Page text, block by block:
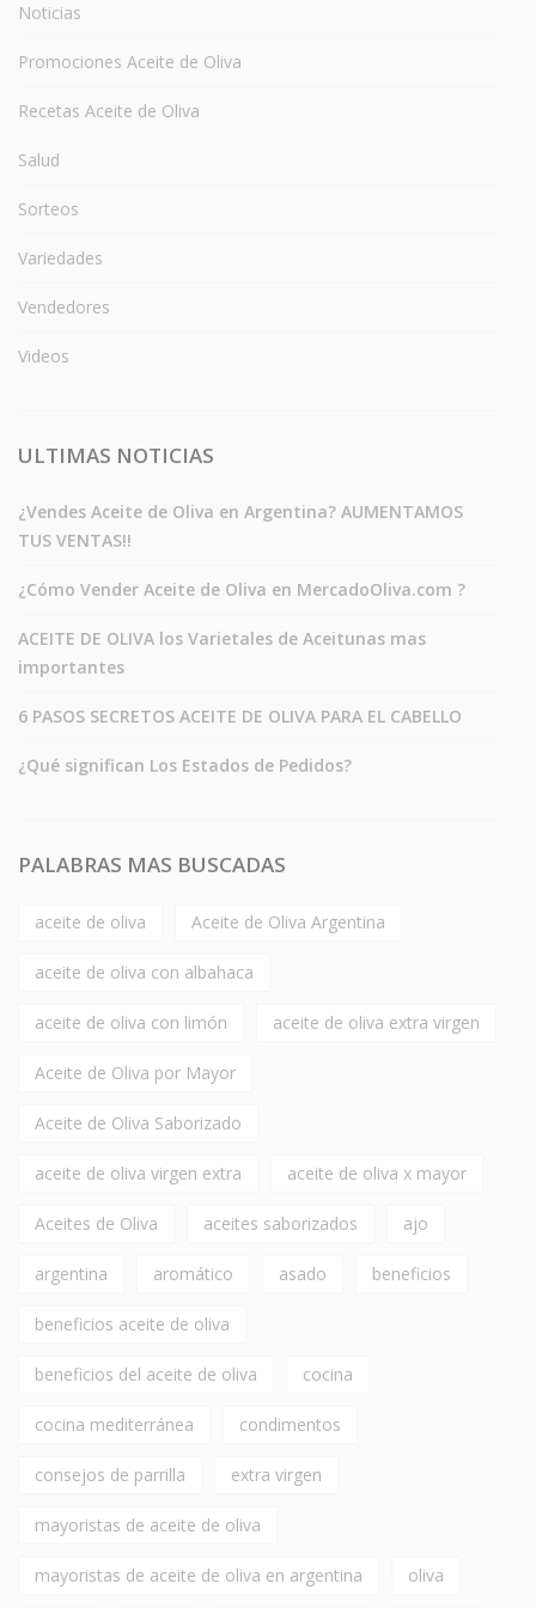
Noticias
Promociones Aceite de Oliva
Recetas Aceite de Oliva
Salud
Sorteos
Variedades
Vendedores
Videos
ULTIMAS NOTICIAS
¿Vendes Aceite de Oliva en Argentina? AUMENTAMOS
TUS VENTAS!!
¿Cómo Vender Aceite de Oliva en MercadoOliva.com ?
ACEITE DE OLIVA los Varietales de Aceitunas mas
importantes
6 PASOS SECRETOS ACEITE DE OLIVA PARA EL CABELLO
¿Qué significan Los Estados de Pedidos?
PALABRAS MAS BUSCADAS
aceite de oliva Aceite de Oliva Argentina
aceite de oliva con albahaca
aceite de oliva con limón aceite de oliva extra virgen
Aceite de Oliva por Mayor
Aceite de Oliva Saborizado
aceite de oliva virgen extra aceite de oliva x mayor
Aceites de Oliva aceites saborizados ajo
argentina aromático asado beneficios
beneficios aceite de oliva
beneficios del aceite de oliva cocina
cocina mediterránea condimentos
consejos de parrilla extra virgen
mayoristas de aceite de oliva
mayoristas de aceite de oliva en argentina oliva